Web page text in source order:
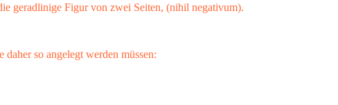
geradlinige Figur von zwei Seiten, (nihil negativum).
so angelegt werden müssen: